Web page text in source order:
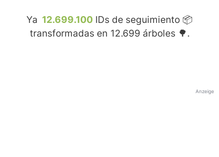
Ya 12.699.100 IDs de seguimiento 📦
transformadas en 12.699 árboles 🌳.
Anzeige